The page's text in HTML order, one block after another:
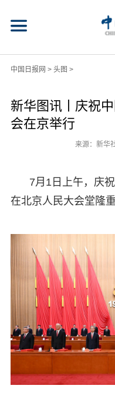
中国日报网 > 头图 >
新华图讯丨庆祝
会在京举行
来源：新华
7月1日上午，庆
在北京人民大会堂隆重